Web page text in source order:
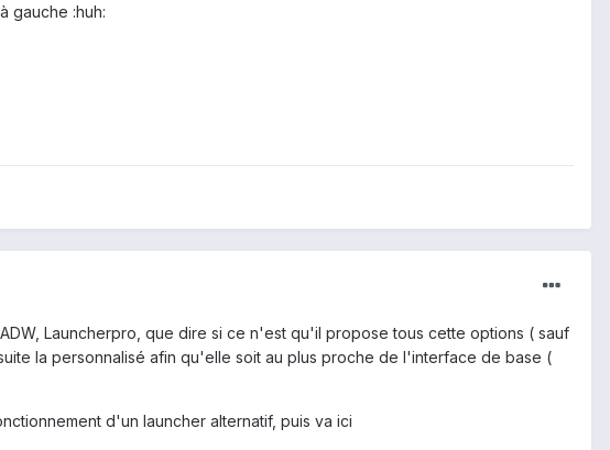
gauche :huh:
Launcherpro, que dire si ce n'est qu'il propose tous cette options ( sauf
la personnalisé afin qu'elle soit au plus proche de l'interface de base (
d'un launcher alternatif, puis va ici